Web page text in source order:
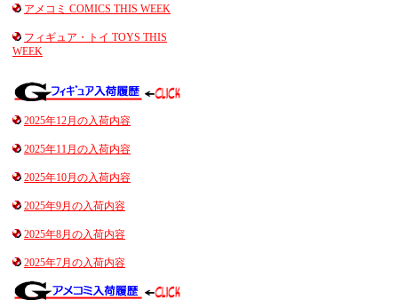
アメコミ COMICS THIS WEEK
フィギュア・トイ TOYS THIS
WEEK
2025年12月の入荷内容
2025年11月の入荷内容
2025年10月の入荷内容
2025年9月の入荷内容
2025年8月の入荷内容
2025年7月の入荷内容